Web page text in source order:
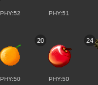
PHY:52 PHY:51
PHY:50
20
PHY:50
24